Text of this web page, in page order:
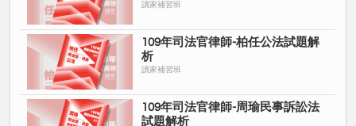
讀家補習班
109年司法官律師-柏任公法試題解
析
讀家補習班
109年司法官律師-周瑜民事訴訟法
試題解析